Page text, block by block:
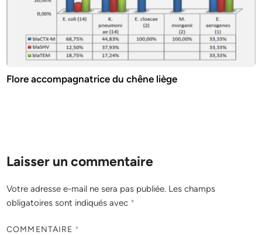
Flore accompagnatrice du chêne liège
Laisser un commentaire
Votre adresse e-mail ne sera pas publiée. Les champs
obligatoires sont indiqués avec *
COMMENTAIRE *